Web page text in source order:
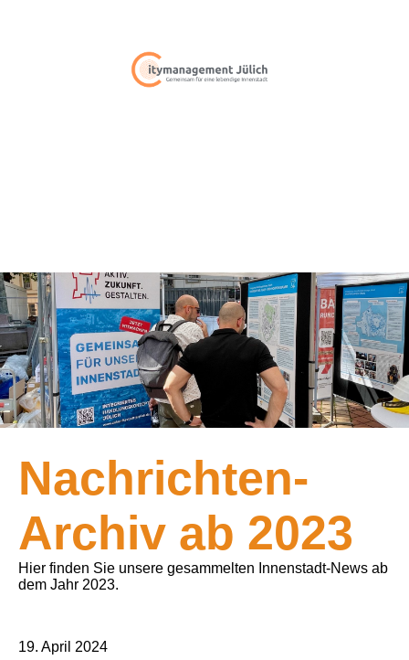
Nachrichten-
Archiv ab 2023
Hier finden Sie unsere gesammelten Innenstadt-News ab
dem Jahr 2023.
19. April 2024